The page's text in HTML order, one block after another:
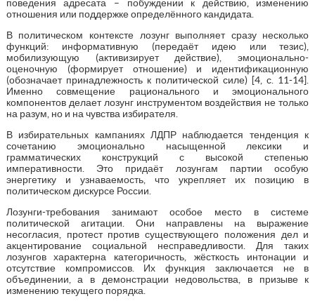
поведения адресата – побуждении к действию, изменению
отношения или поддержке определённого кандидата.
В политическом контексте лозунг выполняет сразу несколько
функций: информативную (передаёт идею или тезис),
мобилизующую (активизирует действие), эмоционально-
оценочную (формирует отношение) и идентификационную
(обозначает принадлежность к политической силе) [4, с. 11-14].
Именно совмещение рационального и эмоционального
компонентов делает лозунг инструментом воздействия не только
на разум, но и на чувства избирателя.
В избирательных кампаниях ЛДПР наблюдается тенденция к
сочетанию эмоционально насыщенной лексики и
грамматических конструкций с высокой степенью
императивности. Это придаёт лозунгам партии особую
энергетику и узнаваемость, что укрепляет их позицию в
политическом дискурсе России.
Лозунги-требования занимают особое место в системе
политической агитации. Они направлены на выражение
несогласия, протест против существующего положения дел и
акцентирование социальной несправедливости. Для таких
лозунгов характерна категоричность, жёсткость интонации и
отсутствие компромиссов. Их функция заключается не в
объединении, а в демонстрации недовольства, в призыве к
изменению текущего порядка.